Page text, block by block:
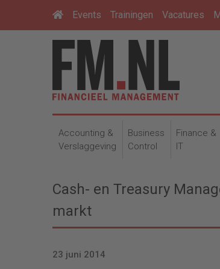
Events Trainingen Vacatures
Accounting &
Verslaggeving
Business
Control
Finance &
IT
Cash- en Treasury
markt
23 juni 2014